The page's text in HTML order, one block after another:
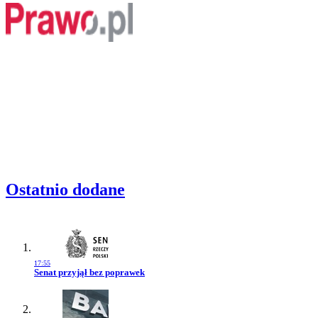
Ostatnio dodane
17:55
Przejdź do artykułu:
Senat przyjął bez poprawek